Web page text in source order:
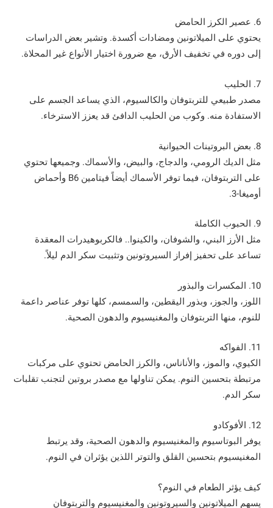
6. عصير الكرز الحامض
يحتوي على الميلاتونين ومضادات أكسدة. وتشير بعض الدراسات
إلى دوره في تخفيف الأرق، مع ضرورة اختيار الأنواع غير المحلاة.
7. الحليب
مصدر طبيعي للتربتوفان والكالسيوم، الذي يساعد الجسم على
الاستفادة منه. وكوب من الحليب الدافئ قد يعزز الاسترخاء.
8. بعض البروتينات الحيوانية
مثل الديك الرومي، والدجاج، والبيض، والأسماك. وجميعها تحتوي
على التربتوفان، فيما توفر الأسماك أيضاً فيتامين B6 وأحماض
أوميغا-3.
9. الحبوب الكاملة
مثل الأرز البني، والشوفان، والكينوا.. فالكربوهيدرات المعقدة
تساعد على تحفيز إفراز السيروتونين وتثبيت سكر الدم ليلاً.
10. المكسرات والبذور
اللوز، والجوز، وبذور اليقطين، والسمسم، كلها توفر عناصر داعمة
للنوم، منها التربتوفان والمغنيسيوم والدهون الصحية.
11. الفواكه
الكيوي، والموز، والأناناس، والكرز الحامض تحتوي على مركبات
مرتبطة بتحسين النوم. يمكن تناولها مع مصدر بروتين لتجنب تقلبات
سكر الدم.
12. الأفوكادو
يوفر البوتاسيوم والمغنيسيوم والدهون الصحية، وقد يرتبط
المغنيسيوم بتحسين القلق والتوتر اللذين يؤثران في النوم.
كيف يؤثر الطعام في النوم؟
يسهم الميلاتونين والسيروتونين والمغنيسيوم والتربتوفان